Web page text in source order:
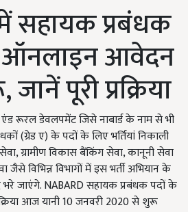
सहायक प्रबंधक
आवेदन
पूरी प्रक्रिया
रूरल डेवलपमेंट जिसे नाबार्ड के नाम से भी
(ग्रेड ए) के पदों के लिए भर्तियां निकाली
ग्रामीण विकास बैंकिंग सेवा, कानूनी सेवा
जैसे विभिन्न विभागों में इस भर्ती अभियान के
जाएंगे. NABARD सहायक प्रबंधक पदों के
आज यानी 10 जनवरी 2020 से शुरू